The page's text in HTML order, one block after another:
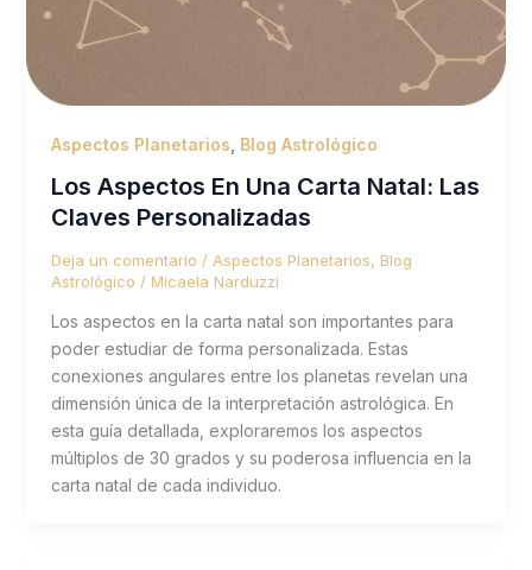
Aspectos Planetarios Blog Astrológico
Los Aspectos En Una Carta Natal: Las
Claves Personalizadas
Deja un comentario / Aspectos Planetarios, Blog
Astrológico / Micaela Narduzzi
Los aspectos en la carta natal son importantes para
poder estudiar de forma personalizada. Estas
conexiones angulares entre los planetas revelan una
dimensión única de la interpretación astrológica. En
esta guía detallada, exploraremos los aspectos
múltiplos de 30 grados y su poderosa influencia en la
carta natal de cada individuo.